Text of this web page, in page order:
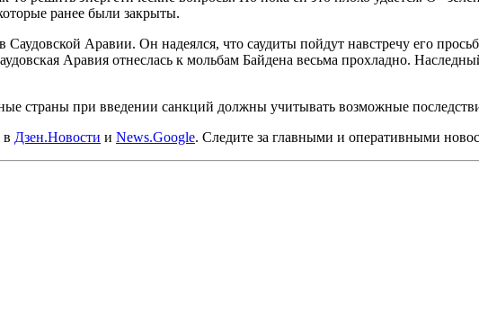
ранее были закрыты.
Аравии. Он надеялся, что саудиты пойдут навстречу его
Аравия отнеслась к мольбам Байдена весьма прохладно.
страны при введении санкций должны учитывать возможные
в Дзен.Новости и News.Google. Следите за главными и оперативными